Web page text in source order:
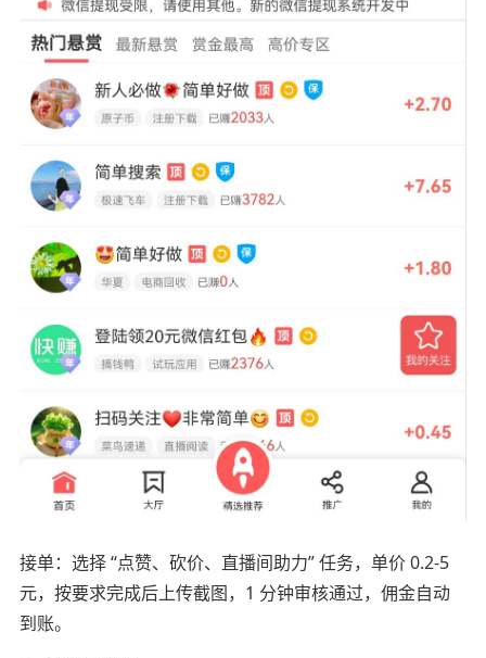
接单：选择 “点赞、砍价、直播间助力” 任务，单价 0.2-5
元，按要求完成后上传截图，1 分钟审核通过，佣金自动
到账。